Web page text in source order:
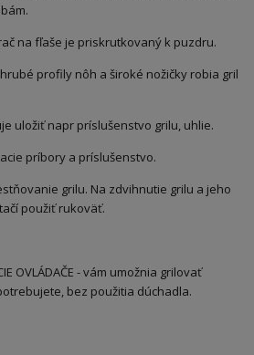
na fľaše je priskrutkovaný k puzdru.
- hrubé profily nôh a široké nožičky robia gril
uložiť napr príslušenstvo grilu, uhlie.
príbory a príslušenstvo.
grilu. Na zdvihnutie grilu a jeho
použiť rukoväť.
OVLÁDAČE - vám umožnia grilovať
bez použitia dúchadla.